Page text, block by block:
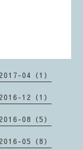
2017-04（1）
2016-12（1）
2016-08（5）
2016-05（8）